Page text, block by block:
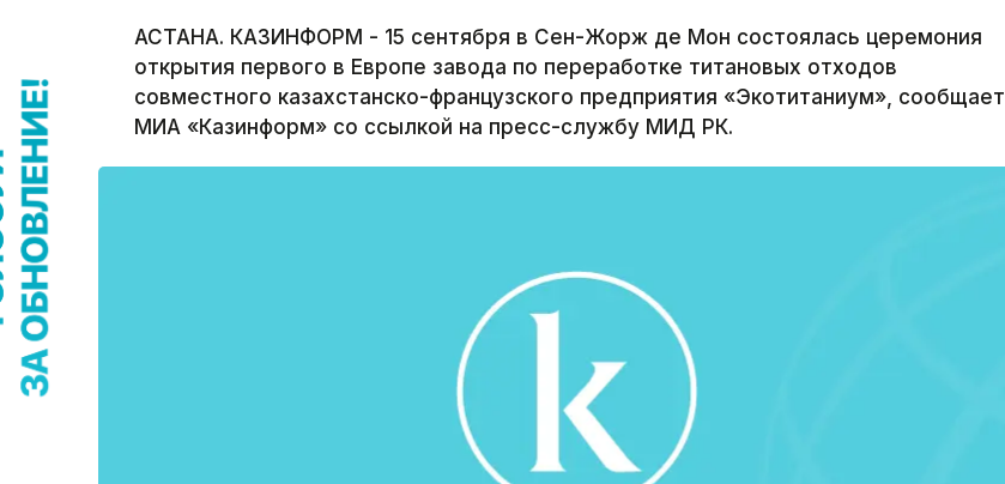
АСТАНА. КАЗИНФОРМ - 15 сентября в Сен-Жорж де Мон состоялась церемония
открытия первого в Европе завода по переработке титановых отходов
совместного казахстанско-французского предприятия «Экотитаниум», сообщает
МИА «Казинформ» со ссылкой на пресс-службу МИД РК.